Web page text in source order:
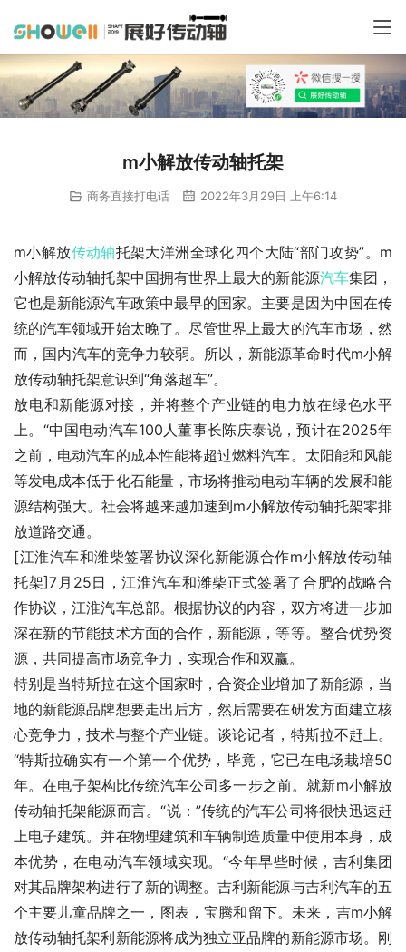
m小解放传动轴托架
商务直接打电话 2022年3月29日 上午6:14
m小解放传动轴托架大洋洲全球化四个大陆“部门攻势”。m
小解放传动轴托架中国拥有世界上最大的新能源汽车集团，
它也是新能源汽车政策中最早的国家。主要是因为中国在传
统的汽车领域开始太晚了。尽管世界上最大的汽车市场，然
而，国内汽车的竞争力较弱。所以，新能源革命时代m小解
放传动轴托架意识到“角落超车”。
放电和新能源对接，并将整个产业链的电力放在绿色水平
上。“中国电动汽车100人董事长陈庆泰说，预计在2025年
之前，电动汽车的成本性能将超过燃料汽车。太阳能和风能
等发电成本低于化石能量，市场将推动电动车辆的发展和能
源结构强大。社会将越来越加速到m小解放传动轴托架零排
放道路交通。
[江淮汽车和潍柴签署协议深化新能源合作m小解放传动轴
托架]7月25日，江淮汽车和潍柴正式签署了合肥的战略合
作协议，江淮汽车总部。根据协议的内容，双方将进一步加
深在新的节能技术方面的合作，新能源，等等。整合优势资
源，共同提高市场竞争力，实现合作和双赢。
特别是当特斯拉在这个国家时，合资企业增加了新能源，当
地的新能源品牌想要走出后方，然后需要在研发方面建立核
心竞争力，技术与整个产业链。谈论记者，特斯拉不赶上。
“特斯拉确实有一个第一个优势，毕竟，它已在电场栽培50
年。在电子架构比传统汽车公司多一步之前。就新m小解放
传动轴托架能源而言。“说：”传统的汽车公司将很快迅速赶
上电子建筑。并在物理建筑和车辆制造质量中使用本身，成
本优势，在电动汽车领域实现。“今年早些时候，吉利集团
对其品牌架构进行了新的调整。吉利新能源与吉利汽车的五
个主要儿童品牌之一，图表，宝腾和留下。未来，吉m小解
放传动轴托架利新能源将成为独立亚品牌的新能源市场。刚